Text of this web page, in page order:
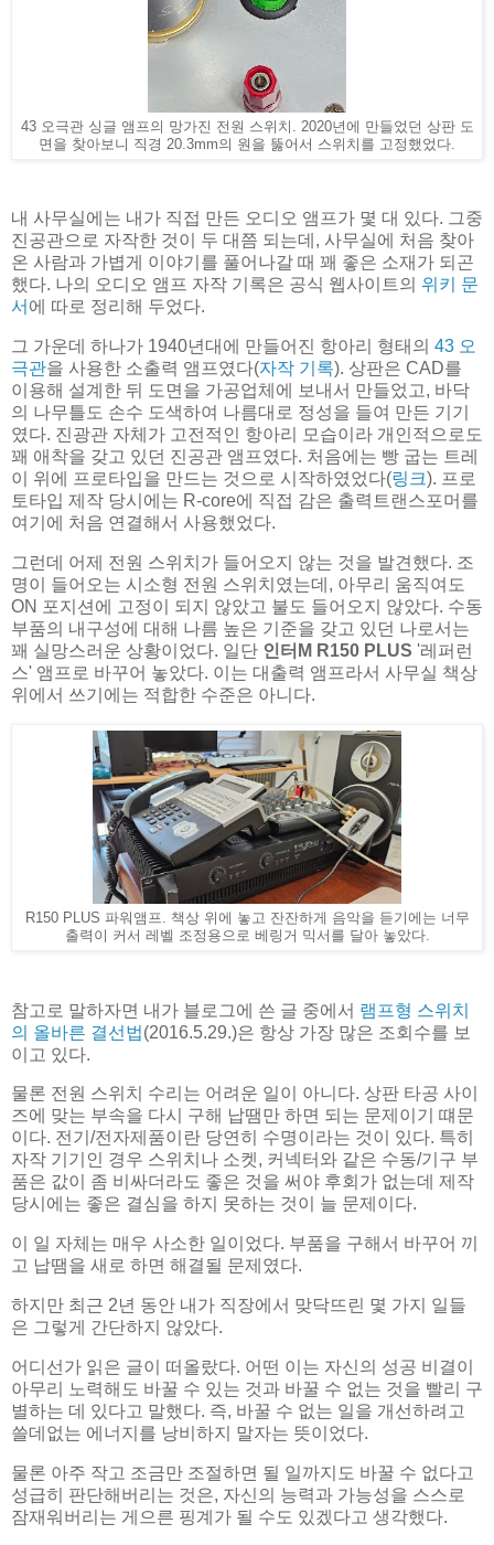
43 오극관 싱글 앰프의 망가진 전원 스위치. 2020년에 만들었던 상판 도
면을 찾아보니 직경 20.3mm의 원을 뚫어서 스위치를 고정했었다.
내 사무실에는 내가 직접 만든 오디오 앰프가 몇 대 있다. 그중
진공관으로 자작한 것이 두 대쯤 되는데, 사무실에 처음 찾아
온 사람과 가볍게 이야기를 풀어나갈 때 꽤 좋은 소재가 되곤
했다. 나의 오디오 앰프 자작 기록은 공식 웹사이트의 위키 문
서 에 따로 정리해 두었다.
그 가운데 하나가 1940년대에 만들어진 항아리 형태의 43 오
극관을 사용한 소출력 앰프였다(자작 기록). 상판은 CAD를
이용해 설계한 뒤 도면을 가공업체에 보내서 만들었고, 바닥
의 나무틀도 손수 도색하여 나름대로 정성을 들여 만든 기기
였다. 진광관 자체가 고전적인 항아리 모습이라 개인적으로도
꽤 애착을 갖고 있던 진공관 앰프였다. 처음에는 빵 굽는 트레
이 위에 프로타입을 만드는 것으로 시작하였었다(링크). 프로
토타입 제작 당시에는 R-core에 직접 감은 출력트랜스포머를
여기에 처음 연결해서 사용했었다.
그런데 어제 전원 스위치가 들어오지 않는 것을 발견했다. 조
명이 들어오는 시소형 전원 스위치였는데, 아무리 움직여도
ON 포지션에 고정이 되지 않았고 불도 들어오지 않았다. 수동
부품의 내구성에 대해 나름 높은 기준을 갖고 있던 나로서는
꽤 실망스러운 상황이었다. 일단 인터M R150 PLUS '레퍼런
스' 앰프로 바꾸어 놓았다. 이는 대출력 앰프라서 사무실 책상
위에서 쓰기에는 적합한 수준은 아니다.
R150 PLUS 파워앰프. 책상 위에 놓고 잔잔하게 음악을 듣기에는 너무
출력이 커서 레벨 조정용으로 베링거 믹서를 달아 놓았다.
참고로 말하자면 내가 블로그에 쓴 글 중에서 램프형 스위치
의 올바른 결선법(2016.5.29.)은 항상 가장 많은 조회수를 보
이고 있다.
물론 전원 스위치 수리는 어려운 일이 아니다. 상판 타공 사이
즈에 맞는 부속을 다시 구해 납땜만 하면 되는 문제이기 떄문
이다. 전기/전자제품이란 당연히 수명이라는 것이 있다. 특히
자작 기기인 경우 스위치나 소켓, 커넥터와 같은 수동/기구 부
품은 값이 좀 비싸더라도 좋은 것을 써야 후회가 없는데 제작
당시에는 좋은 결심을 하지 못하는 것이 늘 문제이다.
이 일 자체는 매우 사소한 일이었다. 부품을 구해서 바꾸어 끼
고 납땜을 새로 하면 해결될 문제였다.
하지만 최근 2년 동안 내가 직장에서 맞닥뜨린 몇 가지 일들
은 그렇게 간단하지 않았다.
어디선가 읽은 글이 떠올랐다. 어떤 이는 자신의 성공 비결이
아무리 노력해도 바꿀 수 있는 것과 바꿀 수 없는 것을 빨리 구
별하는 데 있다고 말했다. 즉, 바꿀 수 없는 일을 개선하려고
쓸데없는 에너지를 낭비하지 말자는 뜻이었다.
물론 아주 작고 조금만 조절하면 될 일까지도 바꿀 수 없다고
성급히 판단해버리는 것은, 자신의 능력과 가능성을 스스로
잠재워버리는 게으른 핑계가 될 수도 있겠다고 생각했다.